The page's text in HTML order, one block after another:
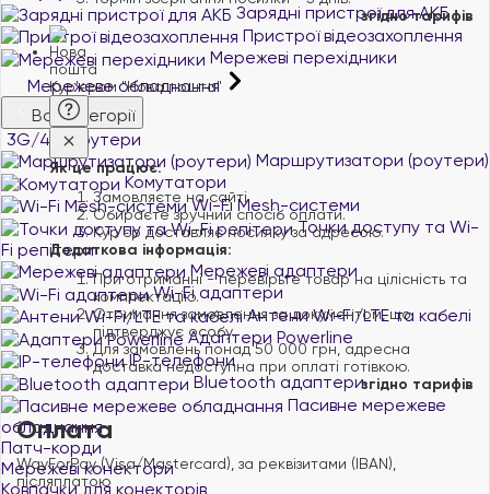
Зарядні пристрої для АКБ
Пристрої відеозахоплення
Мережеві перехідники
Мережеве обладнання
Всі категорії
3G/4G роутери
Маршрутизатори (роутери)
Комутатори
Wi-Fi Mesh-системи
Точки доступу та Wi-
Fi репітери
Мережеві адаптери
Wi-Fi адаптери
Антени Wi-Fi/LTE та кабелі
Адаптери Powerline
IP-телефони
Bluetooth адаптери
Пасивне мережеве
обладнання
Патч-корди
Мережеві конектори
Ковпачки для конекторів
згідно тарифів
Кур'єром "Нова пошта"
Як це працює:
Замовляєте на сайті.
Обираєте зручний спосіб оплати.
Курʼєр доставляє посилку за адресою.
Додаткова інформація:
При отриманні - перевірьте товар на цілісність та
комплектацію.
Отримання замовлення за документом, що
підтверджує особу.
Для замовлень понад 50 000 грн, адресна
доставка недоступна при оплаті готівкою.
згідно тарифів
Оплата
WayForPay (Visa/Mastercard), за реквізитами (IBAN),
післяплатою